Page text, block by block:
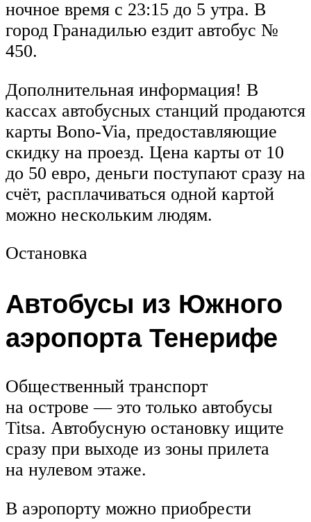
ночное время с 23:15 до 5 утра. В
город Гранадилью ездит автобус №
450.
Дополнительная информация! В
кассах автобусных станций продаются
карты Bono-Via, предоставляющие
скидку на проезд. Цена карты от 10
до 50 евро, деньги поступают сразу на
счёт, расплачиваться одной картой
можно нескольким людям.
Остановка
Автобусы из Южного
аэропорта Тенерифе
Общественный транспорт
на острове — это только автобусы
Titsa. Автобусную остановку ищите
сразу при выходе из зоны прилета
на нулевом этаже.
В аэропорту можно приобрести